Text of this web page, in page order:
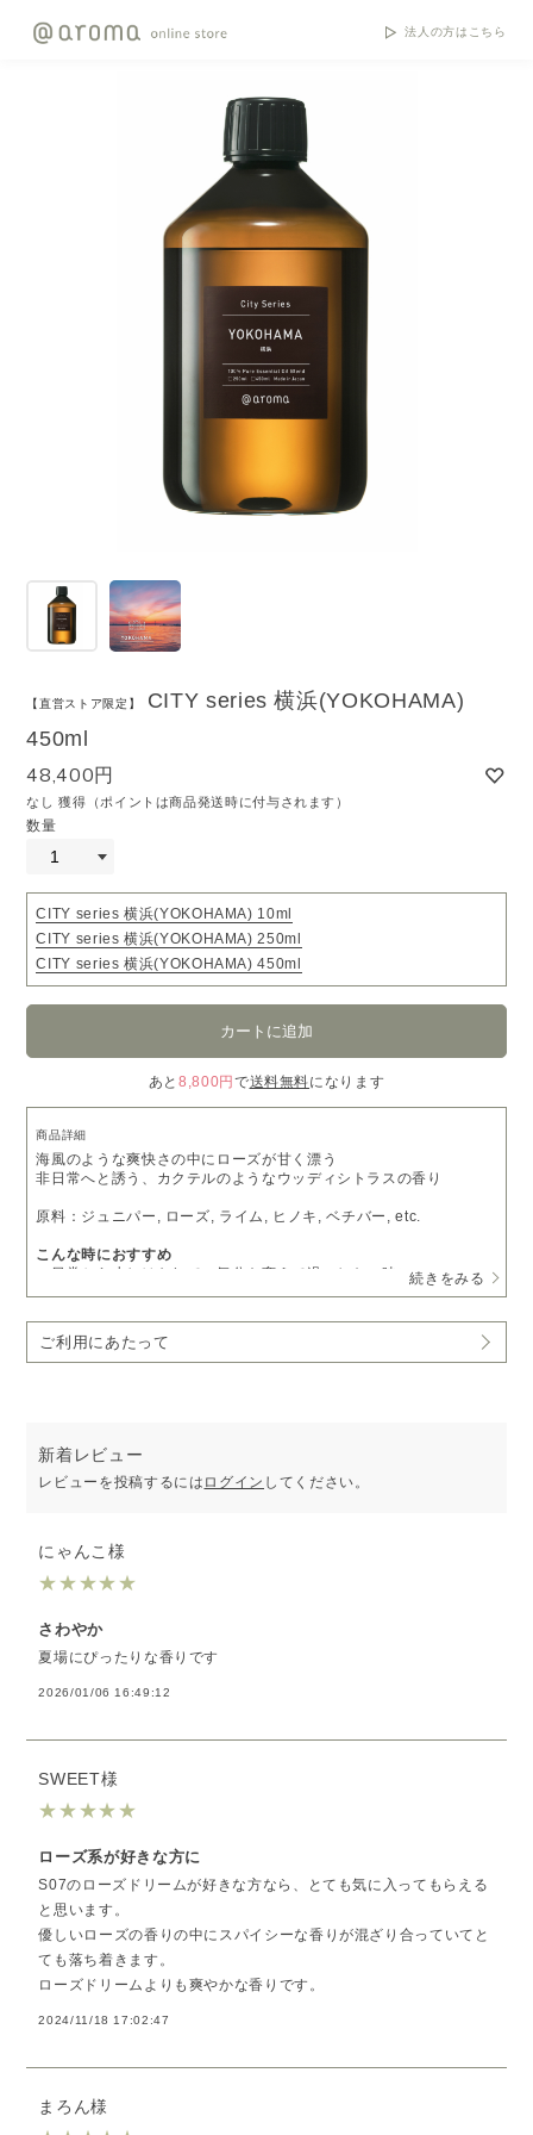
法人の方はこちら
【直営ストア限定】
CITY series 横浜(YOKOHAMA)
450ml
48,400円
なし 獲得（ポイントは商品発送時に付与されます）
数量
CITY series 横浜(YOKOHAMA) 10ml
CITY series 横浜(YOKOHAMA) 250ml
CITY series 横浜(YOKOHAMA) 450ml
あと8,800円 で送料無料になります
商品詳細
海風のような爽快さの中にローズが甘く漂う
非日常へと誘う、カクテルのようなウッディシトラスの香り
原料：ジュニパー, ローズ, ライム, ヒノキ, ベチバー, etc.
こんな時におすすめ
・日常から少しはなれて、気分を変えて過ごしたい時に
・贅沢なひと時を過ごしたい時に
［PICK UP］香りで旅するアロマ空間 CITY series
続きをみる
ご利用にあたって
新着レビュー
レビューを投稿するには ログイン してください。
にゃんこ様
★★★★★
さわやか
夏場にぴったりな香りです
2026/01/06 16:49:12
SWEET様
★★★★★
ローズ系が好きな方に
S07のローズドリームが好きな方なら、とても気に入ってもらえる
と思います。
優しいローズの香りの中にスパイシーな香りが混ざり合っていてと
ても落ち着きます。
ローズドリームよりも爽やかな香りです。
2024/11/18 17:02:47
まろん様